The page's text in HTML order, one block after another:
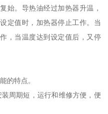
始。导热油经过加热器升温，
定值时，加热器停止工作。当
，当温度达到设定值后，又停
的特点。
周期短，运行和维修方便，便